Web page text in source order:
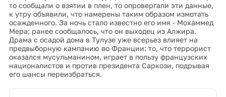
то сообщали о взятии в плен, то опровергали эти данные,
к утру объявили, что намерены таким образом измотать
осажденного. За ночь стало известно его имя - Мохаммед
Мера; ранее сообщалось, что он выходец из Алжира.
Драма с осадой дома в Тулузе уже всерьез влияет на
предвыборную кампанию во Франции: то, что террорист
оказался мусульманином, играет в пользу французских
националистов и против президента Саркози, подрывая
его шансы переизбраться.